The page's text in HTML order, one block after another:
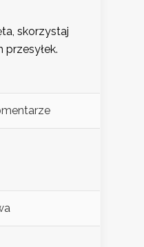
skorzystaj
przesyłek.